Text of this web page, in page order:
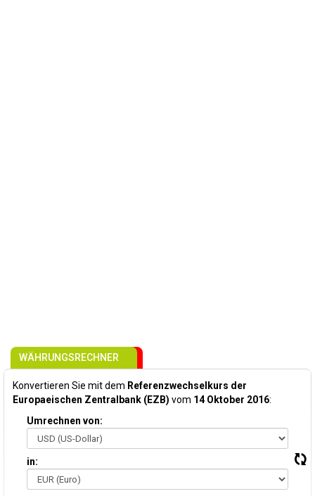
WÄHRUNGSRECHNER
Konvertieren Sie mit dem Referenzwechselkurs der
Europaeischen Zentralbank (EZB) vom 14 Oktober 2016:
Umrechnen von:
in: